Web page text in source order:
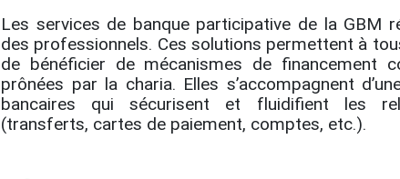
Les services de banque participative de la GBM
des professionnels. Ces solutions permettent à
de bénéficier de mécanismes de financement
prônées par la charia. Elles s’accompagnent
bancaires qui sécurisent et fluidifient les
(transferts, cartes de paiement, comptes, etc.).